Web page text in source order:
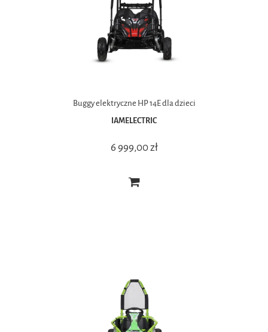
Buggy elektryczne HP 14E dla dzieci
IAMELECTRIC
6 999,00 zł